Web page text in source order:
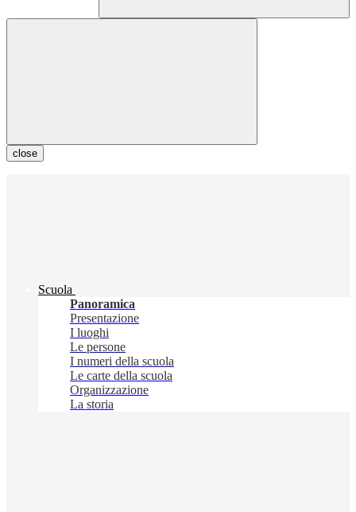
close
Scuola
Panoramica
Presentazione
I luoghi
Le persone
I numeri della scuola
Le carte della scuola
Organizzazione
La storia